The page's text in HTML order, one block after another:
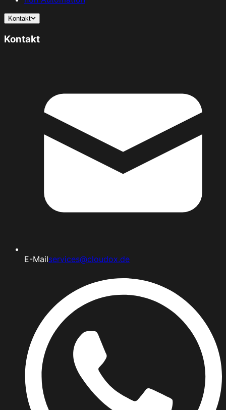
Kontakt
Kontakt
E-Mailservices@cloudox.de